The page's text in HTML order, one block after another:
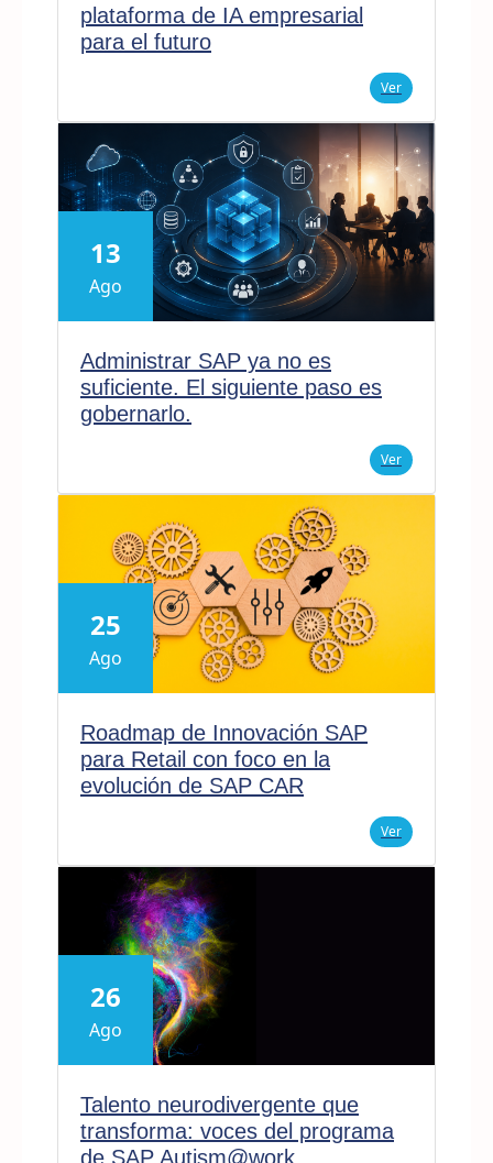
plataforma de IA empresarial
para el futuro
Ver
13
Ago
Administrar SAP ya no es
suficiente. El siguiente paso es
gobernarlo.
Ver
25
Ago
Roadmap de Innovación SAP
para Retail con foco en la
evolución de SAP CAR
Ver
26
Ago
Talento neurodivergente que
transforma: voces del programa
de SAP Autism@work